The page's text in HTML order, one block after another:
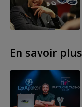
En savoir plus